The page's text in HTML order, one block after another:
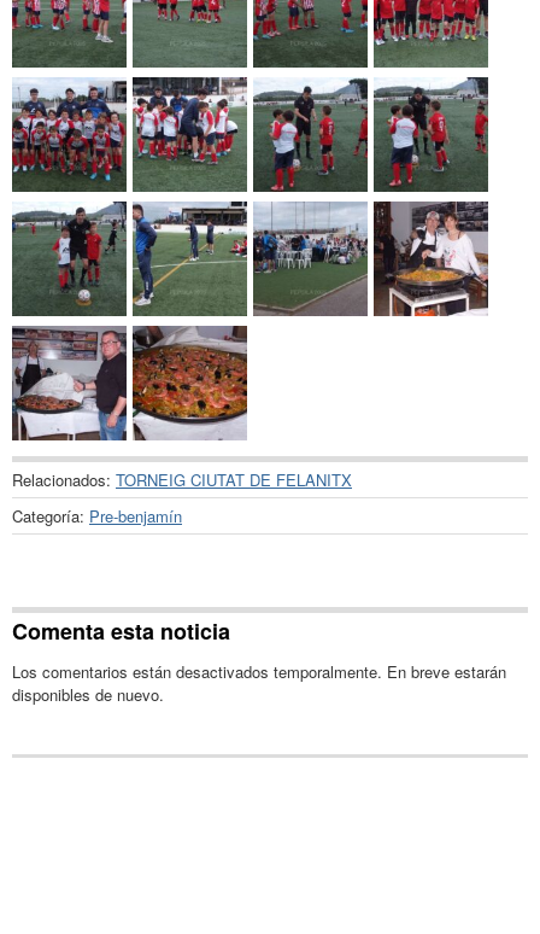
Relacionados: TORNEIG CIUTAT DE FELANITX
Categoría: Pre-benjamín
Comenta esta noticia
Los comentarios están desactivados temporalmente. En breve estarán
disponibles de nuevo.